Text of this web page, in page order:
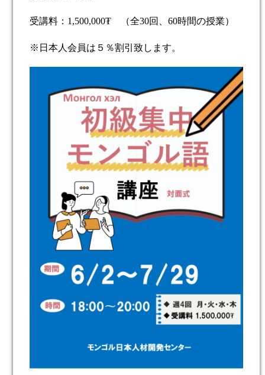
受講料： 1,500,000₮ （全30回、 60時間の授業）
※ 日本人会員は５％割引致します。